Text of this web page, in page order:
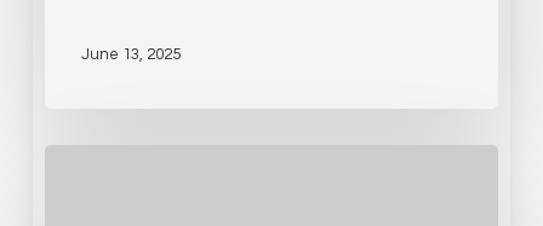
June 13, 2025